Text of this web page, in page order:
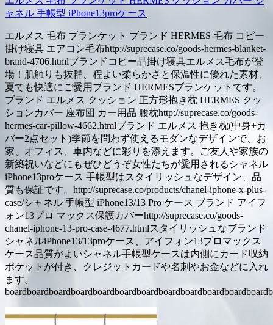
ャネル 手帳型 iPhone13proケース
エルメス 毛布 ブランケット ブランド HERMES 毛布 コピー
掛け寝具 エアコン毛布http://suprecase.co/goods-hermes-blanket-
brand-4706.htmlブランドコピー品掛け寝具エルメス毛布が登
場！肌触りも抜群、程よい柔らかさと保温性に優れた素材、
夏でも快適にご愛用ブランド HERMESブランケットです。
ブランド エルメス クッション 正方形抱き枕 HERMES クッ
ションカバー 座布団 カー用品 腰枕http://suprecase.co/goods-
hermes-car-pillow-4662.htmlブランド エルメス 抱き枕(中身+カ
バー2点セット)季節を問わず使えるモダンなデザインで、お
家、オフィス、車内などに彩りを添えます。ご友人や家族の
新築祝いなどにもぜひどうぞ女性たちが愛用されるシャネル
iPhone13proケース 手帳型はスタイリッシュなデザイン、品
質も保証です。http://suprecase.co/products/chanel-iphone-x-plus-
case/シャネル 手帳型 iPhone13/13 Pro ケース ブランド アイフ
ォン13プロ マックス保護カバーhttp://suprecase.co/goods-
chanel-iphone-13-pro-case-4677.htmlスタイリッシュなブランド
シャネルiPhone13/13proケース、アイフォン13プロマックス
ケース品質がよいシャネル手帳型ケースは内側にカード収納
ポケットが付き、クレジットカードや名刺やお金などに入れ
ます。